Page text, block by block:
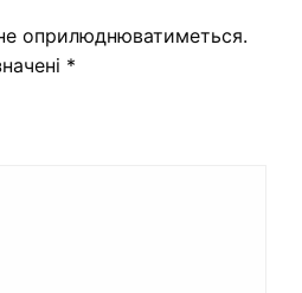
оприлюднюватиметься.
*